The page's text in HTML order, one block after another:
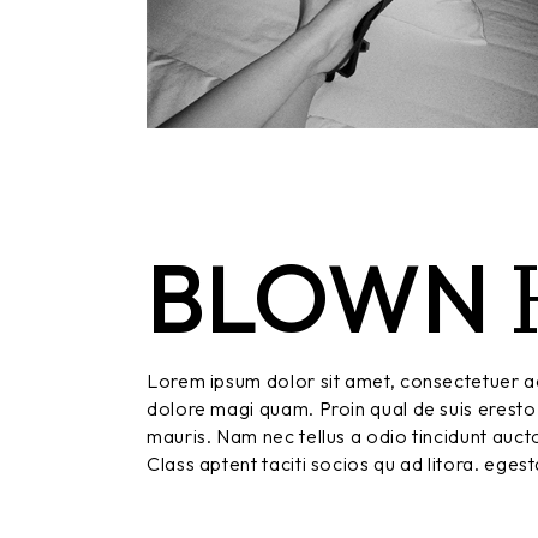
BLOWN
Lorem ipsum dolor sit amet, consectetuer
dolore magi quam. Proin qual de suis
mauris. Nam nec tellus a odio tincidunt
Class aptent taciti socios qu ad litora.